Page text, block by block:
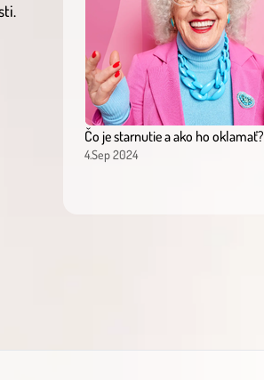
Čo je starnutie a ako ho oklamať?
4.Sep 2024